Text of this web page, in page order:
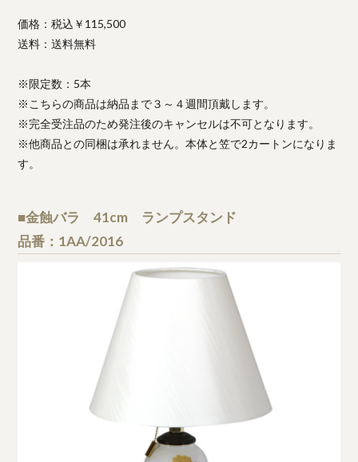
価格：税込￥115,500
送料：送料無料
※限定数：5本
※こちらの商品は納品まで３～４週間頂戴します。
※完全受注品のため発注後のキャンセルは不可となります。
※他商品との同梱は承れません。本体と笠で2カートンになりま
す。
■金蝕バラ 41cm ランプスタンド
品番：1AA/2016